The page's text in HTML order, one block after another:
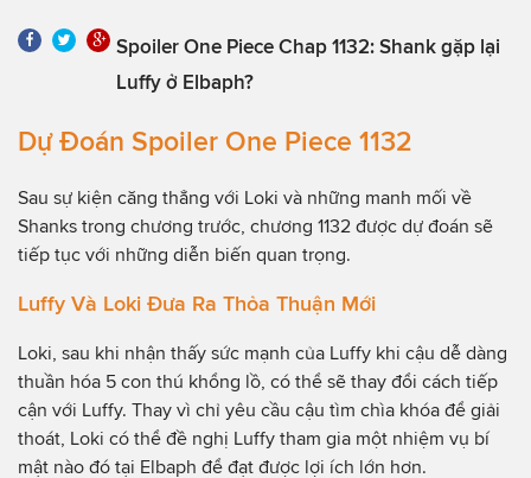
Spoiler One Piece Chap 1132: Shank gặp lại
Luffy ở Elbaph?
Dự Đoán Spoiler One Piece 1132
Sau sự kiện căng thẳng với Loki và những manh mối về
Shanks trong chương trước, chương 1132 được dự đoán sẽ
tiếp tục với những diễn biến quan trọng.
Luffy Và Loki Đưa Ra Thỏa Thuận Mới
Loki, sau khi nhận thấy sức mạnh của Luffy khi cậu dễ dàng
thuần hóa 5 con thú khổng lồ, có thể sẽ thay đổi cách tiếp
cận với Luffy. Thay vì chỉ yêu cầu cậu tìm chìa khóa để giải
thoát, Loki có thể đề nghị Luffy tham gia một nhiệm vụ bí
mật nào đó tại Elbaph để đạt được lợi ích lớn hơn.